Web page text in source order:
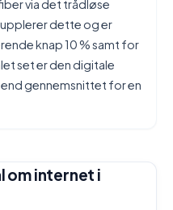
via det trådløse
dette og er
knap 10 % samt for
set er den digitale
gennemsnittet for en
om internet i